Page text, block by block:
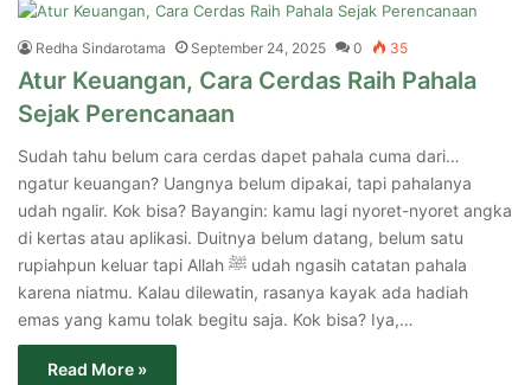
Redha Sindarotama September 24, 2025 0 35
Atur Keuangan, Cara Cerdas Raih Pahala
Sejak Perencanaan
Sudah tahu belum cara cerdas dapet pahala cuma dari…
ngatur keuangan? Uangnya belum dipakai, tapi pahalanya
udah ngalir. Kok bisa? Bayangin: kamu lagi nyoret-nyoret angka
di kertas atau aplikasi. Duitnya belum datang, belum satu
rupiahpun keluar tapi Allah ﷺ udah ngasih catatan pahala
karena niatmu. Kalau dilewatin, rasanya kayak ada hadiah
emas yang kamu tolak begitu saja. Kok bisa? Iya,…
Read More »